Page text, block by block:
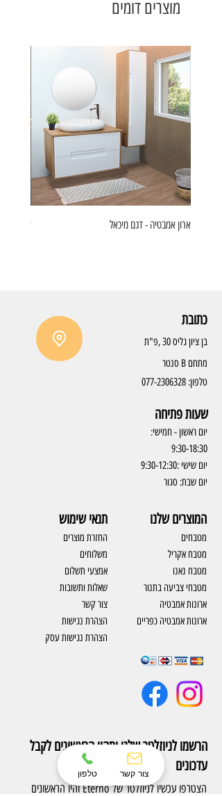
מוצרים דומים
ארון אמבטיה - דגם מיכאל ארון
כתובת
בן ציון גליס 30 ,פ"ת
מתחם B סנטר
טלפון: 077-2306328
שעות פתיחה
יום ראשון - חמישי:
9:30-18:30
יום שישי :9:30-12:30
יום שבת: סגור
תנאי שימוש
החזרת מוצרים
משלוחים
אמצעי תשלום
שאלות ותשובות
צור קשר
​הצהרת נגישות
הצהרת נגישות עסק
המוצרים שלנו
מטבחים
מטבח אקריל
מטבח נאנו
מטבחי צביעה בתנור
ארונות אמבטיה
ארונות אמבטיה כפריים
הרשמו לניוזלטר שלנו ותהיו הראשונים לקבל
עדכונים
הצטרפו עכשיו לניוזלטר של Eterno והיו הראשונים
טלפון צור קשר